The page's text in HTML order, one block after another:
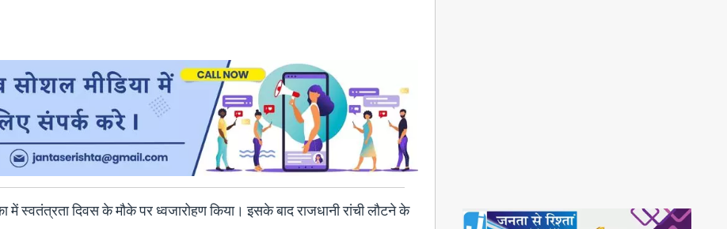
स्वतंत्रता दिवस के मौके पर ध्वजारोहण किया। इसके बाद राजधानी रांची लौटने के